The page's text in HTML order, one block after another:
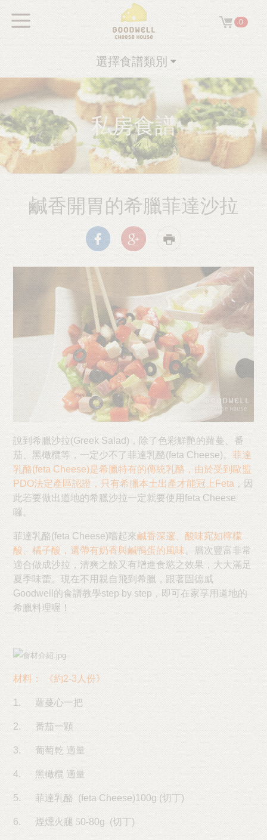
0
私房食譜
選擇食譜類別
鹹香開胃的希臘菲達沙拉
說到希臘沙拉(Greek Salad)，除了色彩鮮艷的蘿蔓、番
茄、黑橄欖等，一定少不了菲達乳酪(feta Cheese)。菲達
乳酪(feta Cheese)是希臘特有的傳統乳酪，由於受到歐盟
PDO法定產區認證，只有希臘本土出產才能冠上Feta ，因
此若要做出道地的希臘沙拉一定就要使用feta Cheese
囉。
菲達乳酪(feta Cheese)嚐起來鹹香深邃、酸味宛如檸檬
酸、橘子酸，還帶有奶香與鹹鴨蛋的風味。層次豐富非常
適合做成沙拉，清爽之餘又有增進食慾之效果，大大滿足
夏季味蕾。現在不用親自飛到希臘，跟著固德威
Goodwell的食譜教學step by step，即可在家享用道地的
希臘料理喔！
材料： 《約2-3 人份》
1. 蘿蔓心一把
2. 番茄一顆
3. 葡萄乾 適量
4. 黑橄欖 適量
5. 菲達乳酪 (feta Cheese)100g (切丁)
6. 煙燻火腿 50-80g (切丁)